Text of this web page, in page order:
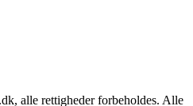
alle rettigheder forbeholdes. Alle